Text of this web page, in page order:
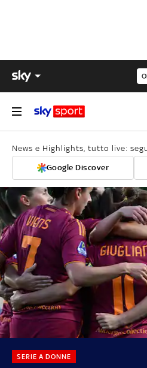
News e Highlights, tutto live:
Google Discover
SERIE A DONNE